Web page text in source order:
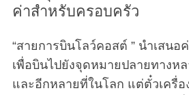
ค่าสำหรับครอบครัว
“สายการบินโลว์คอสต์ ” นำเสนอ
เพื่อบินไปยังจุดหมายปลายทางห
และอีกหลายที่ในโลก แต่ตั๋วเครื่อ